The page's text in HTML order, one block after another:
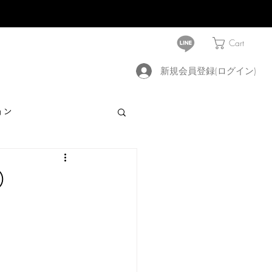
Cart
新規会員登録(ログイン)
ン